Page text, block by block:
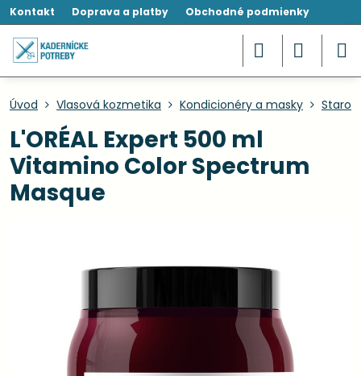
Kontakt Doprava a platby Obchodné podmienky
Úvod Vlasová kozmetika Kondicionéry a masky
L'ORÉAL Expert 500 ml
Vitamino Color Spectrum
Masque